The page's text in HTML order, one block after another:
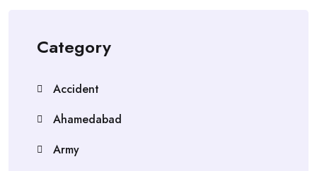
Category
Accident
Ahamedabad
Army